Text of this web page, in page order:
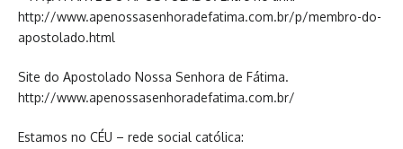
http://www.apenossasenhoradefatima.com.br/p/membro-do-
apostolado.html
Site do Apostolado Nossa Senhora de Fátima.
http://www.apenossasenhoradefatima.com.br/
Estamos no CÉU – rede social católica: